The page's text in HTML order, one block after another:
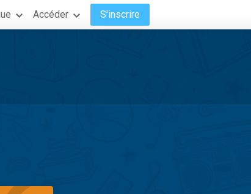
Accéder S'inscrire